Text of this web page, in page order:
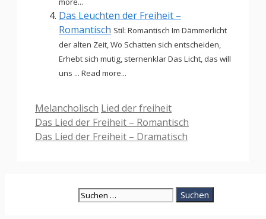
Das Leuchten der Freiheit –
Romantisch Stil: Romantisch Im Dämmerlicht
der alten Zeit, Wo Schatten sich entscheiden,
Erhebt sich mutig, sternenklar Das Licht, das will
uns ... Read more...
Kategorien
Melancholisch Schlagwörter
Lied der freiheit
Das Lied der Freiheit – Romantisch
Das Lied der Freiheit – Dramatisch
Suche